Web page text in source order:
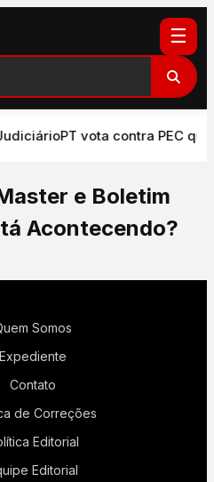
☰
PT vota contra PEC que
e Boletim
Acontecendo?
Somos
Expediente
Contato
de Correções
Editorial
Editorial